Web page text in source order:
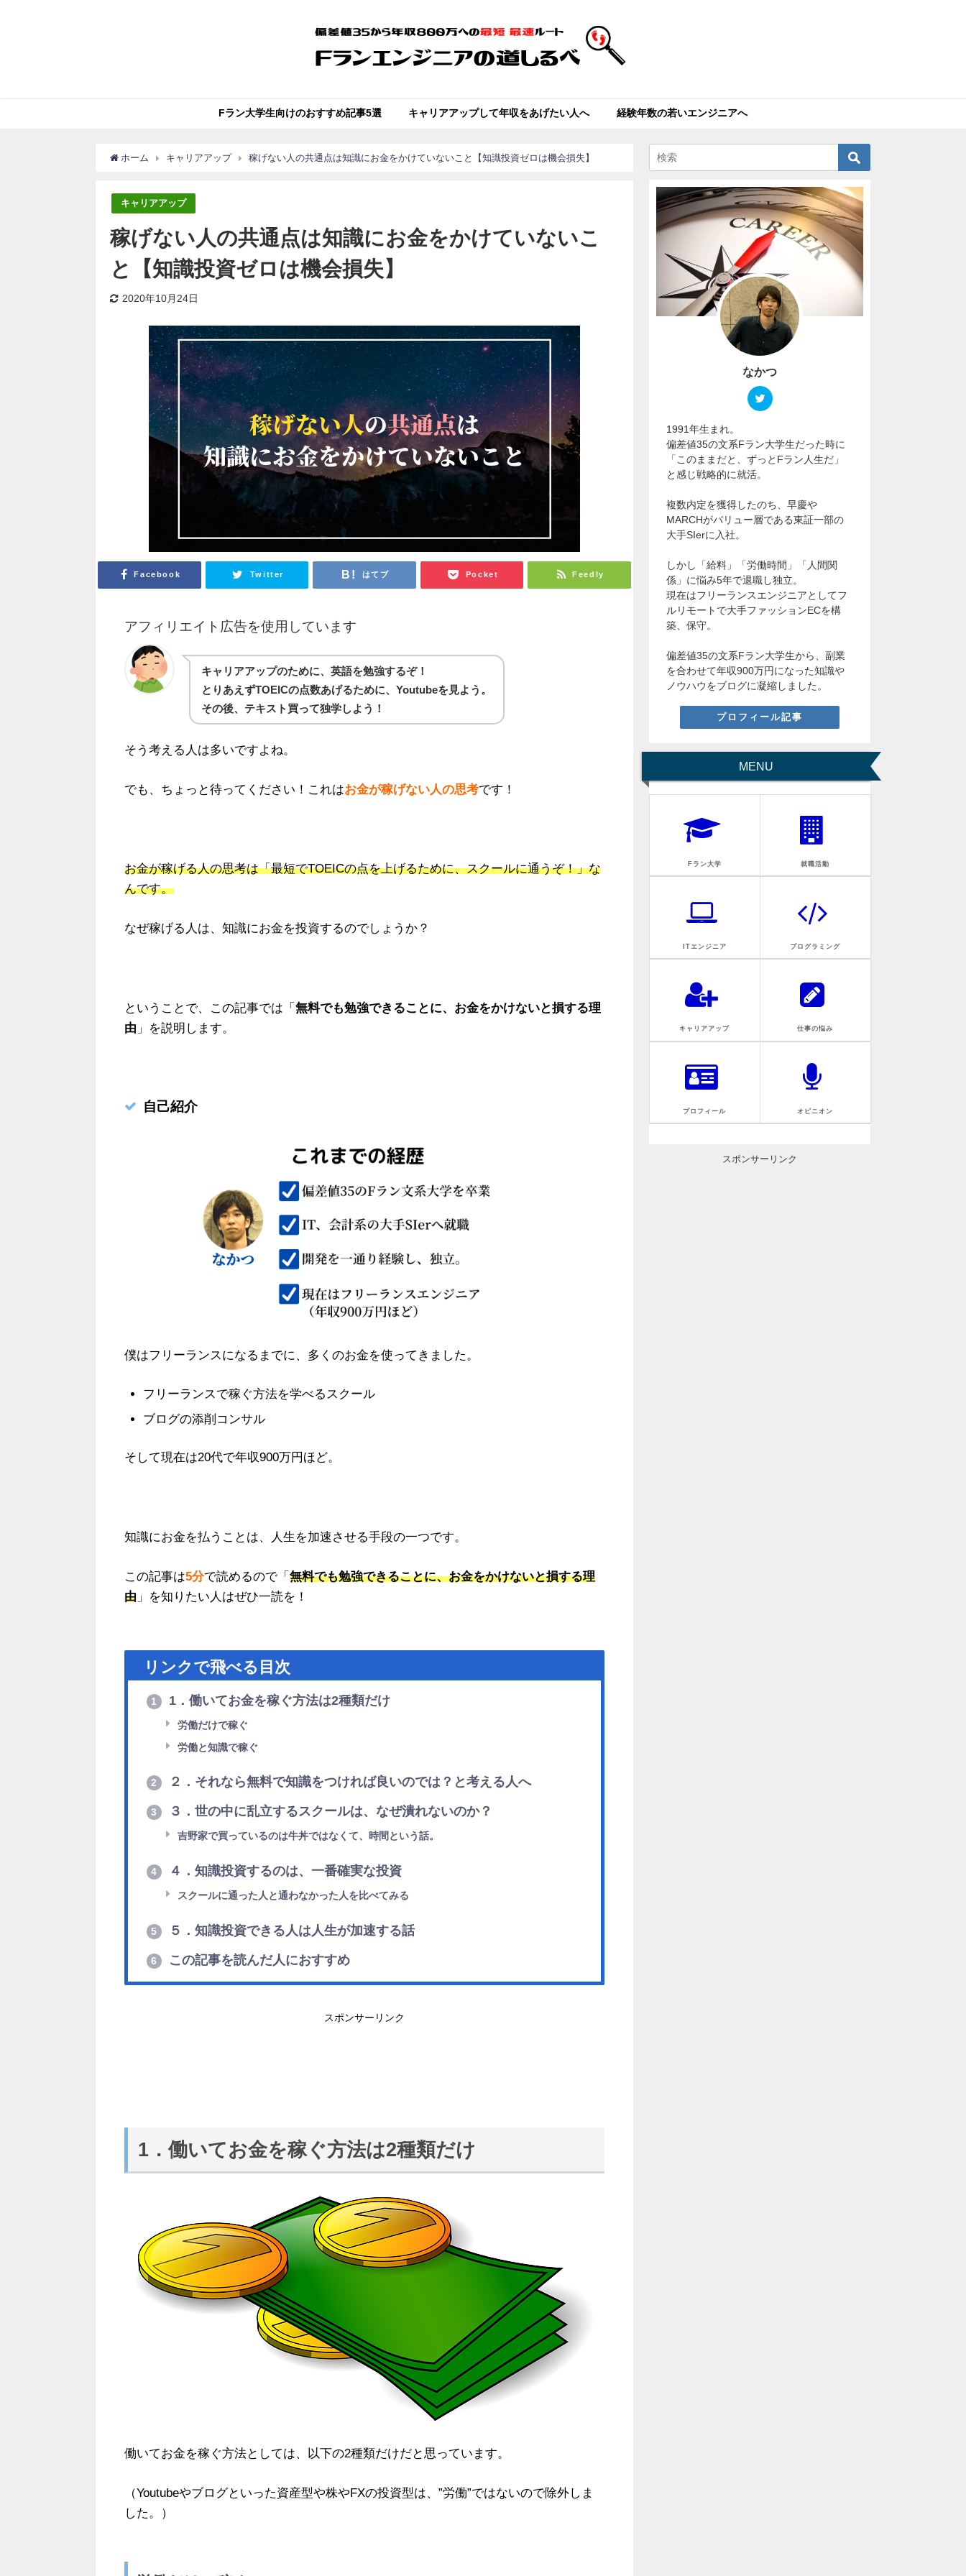
Fラン大学生向けのおすすめ記事5選 キャリアアップして年収をあげたい人へ 経験年数の若いエンジニアへ
ホーム キャリアアップ 稼げない人の共通点は知識にお金をかけていないこと【知識投資ゼロは機会損失】
キャリアアップ
稼げない人の共通点は知識にお金をかけていないこ
と【知識投資ゼロは機会損失】
2020年10月24日
Facebook Twitter はてブ Pocket Feedly
アフィリエイト広告を使用しています
キャリアアップのために、英語を勉強するぞ！
とりあえずTOEICの点数あげるために、Youtubeを見よう。
その後、テキスト買って独学しよう！
そう考える人は多いですよね。
でも、ちょっと待ってください！これはお金が稼げない人の思考です！
お金が稼げる人の思考は「最短でTOEICの点を上げるために、スクールに通うぞ！」な
んです。
なぜ稼げる人は、知識にお金を投資するのでしょうか？
ということで、この記事では「 無料でも勉強できることに、お金をかけないと損する理
由 」を説明します。
自己紹介
僕はフリーランスになるまでに、多くのお金を使ってきました。
フリーランスで稼ぐ方法を学べるスクール
ブログの添削コンサル
そして現在は20代で年収900万円ほど。
知識にお金を払うことは、人生を加速させる手段の一つです。
この記事は5分で読めるので「 無料でも勉強できることに、お金をかけないと損する理
由 」を知りたい人はぜひ一読を！
リンクで飛べる目次
1 1．働いてお金を稼ぐ方法は2種類だけ
労働だけで稼ぐ
労働と知識で稼ぐ
2 ２．それなら無料で知識をつければ良いのでは？と考える人へ
3 ３．世の中に乱立するスクールは、なぜ潰れないのか？
吉野家で買っているのは牛丼ではなくて、時間という話。
4 ４．知識投資するのは、一番確実な投資
スクールに通った人と通わなかった人を比べてみる
5 ５．知識投資できる人は人生が加速する話
6 この記事を読んだ人におすすめ
スポンサーリンク
1．働いてお金を稼ぐ方法は2種類だけ
働いてお金を稼ぐ方法としては、以下の2種類だけだと思っています。
（Youtubeやブログといった資産型や株やFXの投資型は、”労働”ではないので除外しま
した。）
なかつ
1991年生まれ。
偏差値35の文系Fラン大学生だった時に
「このままだと、ずっとFラン人生だ」
と感じ戦略的に就活。
複数内定を獲得したのち、早慶や
MARCHがバリュー層である東証一部の
大手SIerに入社。
しかし「給料」「労働時間」「人間関
係」に悩み5年で退職し独立。
現在はフリーランスエンジニアとしてフ
ルリモートで大手ファッションECを構
築、保守。
偏差値35の文系Fラン大学生から、副業
を合わせて年収900万円になった知識や
ノウハウをブログに凝縮しました。
プロフィール記事
MENU
Fラン大学 就職活動
ITエンジニア プログラミング
キャリアアップ 仕事の悩み
プロフィール オピニオン
スポンサーリンク